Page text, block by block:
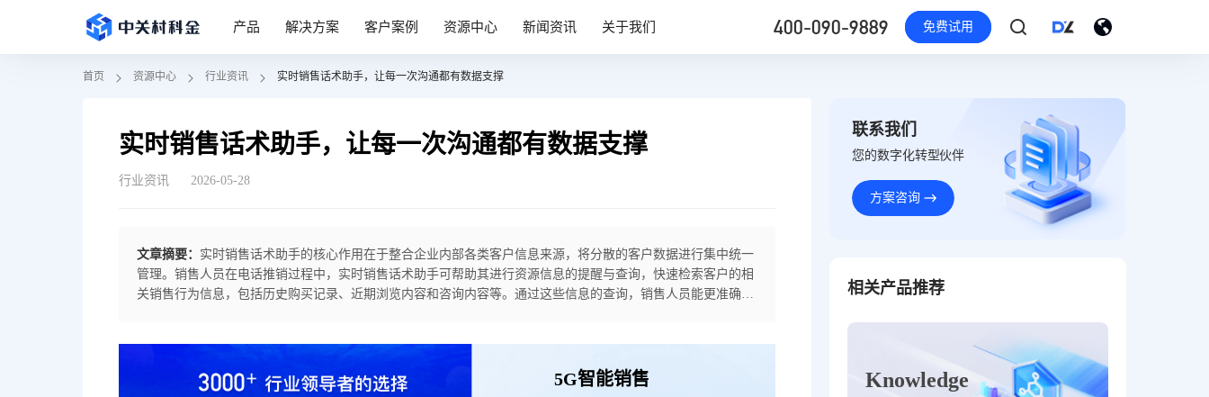
产品 解决方案 客户案例 资源中心 新闻资讯 关于我们 400-090-9889 免费试用
首页 资源中心 行业资讯 实时销售话术助手，让每一次沟通都有数据支撑
实时销售话术助手，让每一次沟通都有数据支撑
行业资讯 2026-05-28
文章摘要： 实时销售话术助手的核心作用在于整合企业内部各类客户信息来源，将分散的客户数据进行集中统一
管理。销售人员在电话推销过程中，实时销售话术助手可帮助其进行资源信息的提醒与查询，快速检索客户的相
关销售行为信息，包括历史购买记录、近期浏览内容和咨询内容等。通过这些信息的查询，销售人员能更准确地
5G智能销售
联系我们
您的数字化转型伙伴
方案咨询
相关产品推荐
Knowledge